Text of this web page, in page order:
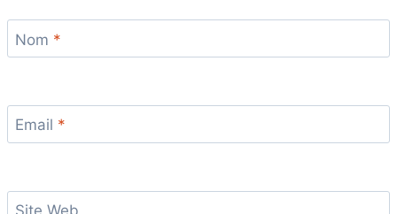
Nom *
Email *